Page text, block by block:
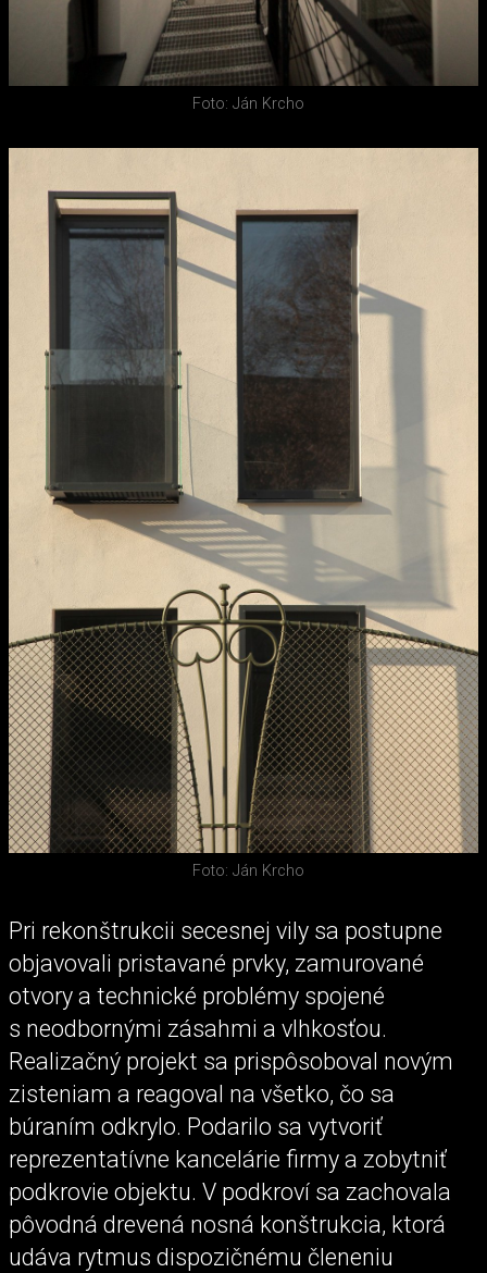
Foto: Ján Krcho
Foto: Ján Krcho
Pri rekonštrukcii secesnej vily sa postupne
objavovali pristavané prvky, zamurované
otvory a technické problémy spojené
s neodbornými zásahmi a vlhkosťou.
Realizačný projekt sa prispôsoboval novým
zisteniam a reagoval na všetko, čo sa
búraním odkrylo. Podarilo sa vytvoriť
reprezentatívne kancelárie firmy a zobytniť
podkrovie objektu. V podkroví sa zachovala
pôvodná drevená nosná konštrukcia, ktorá
udáva rytmus dispozičnému členeniu